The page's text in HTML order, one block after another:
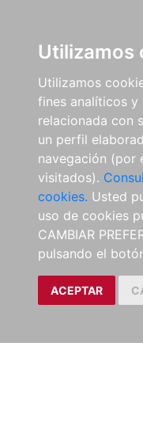
Utilizamos
Utilizamos
fines analíticos
relacionada con
un perfil
navegación (por
visitados).
cookies. Usted
uso de cookies
CAMBIAR
pulsando el
ACEPTAR